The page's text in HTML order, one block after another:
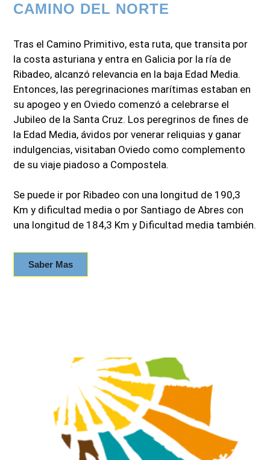
CAMINO DEL NORTE
Tras el Camino Primitivo, esta ruta, que transita por
la costa asturiana y entra en Galicia por la ría de
Ribadeo, alcanzó relevancia en la baja Edad Media.
Entonces, las peregrinaciones marítimas estaban en
su apogeo y en Oviedo comenzó a celebrarse el
Jubileo de la Santa Cruz. Los peregrinos de fines de
la Edad Media, ávidos por venerar reliquias y ganar
indulgencias, visitaban Oviedo como complemento
de su viaje piadoso a Compostela.
Se puede ir por Ribadeo con una longitud de 190,3
Km y dificultad media o por Santiago de Abres con
una longitud de 184,3 Km y Dificultad media también.
Saber Mas